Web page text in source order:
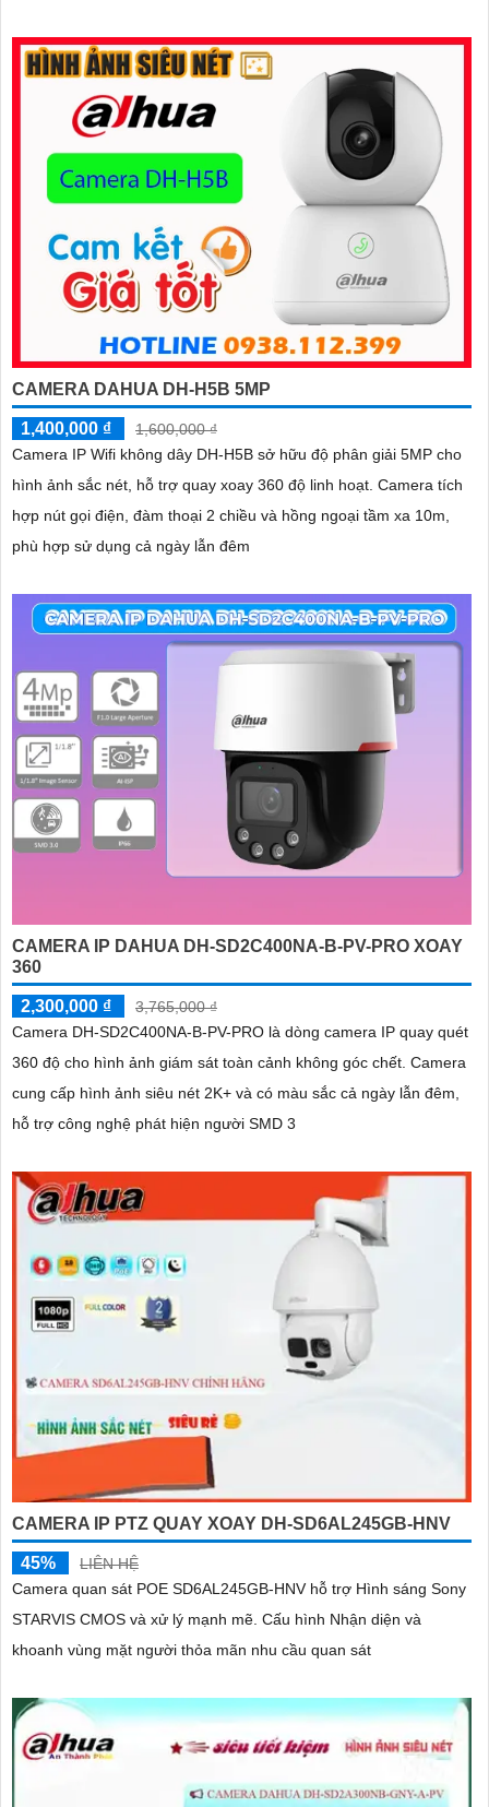
CAMERA DAHUA DH-H5B 5MP
1,400,000 ₫
1,600,000 ₫
Camera IP Wifi không dây DH-H5B sở hữu độ phân giải 5MP cho
hình ảnh sắc nét, hỗ trợ quay xoay 360 độ linh hoạt. Camera tích
hợp nút gọi điện, đàm thoại 2 chiều và hồng ngoại tầm xa 10m,
phù hợp sử dụng cả ngày lẫn đêm
CAMERA IP DAHUA DH-SD2C400NA-B-PV-PRO XOAY
360
2,300,000 ₫
3,765,000 ₫
Camera DH-SD2C400NA-B-PV-PRO là dòng camera IP quay quét
360 độ cho hình ảnh giám sát toàn cảnh không góc chết. Camera
cung cấp hình ảnh siêu nét 2K+ và có màu sắc cả ngày lẫn đêm,
hỗ trợ công nghệ phát hiện người SMD 3
CAMERA IP PTZ QUAY XOAY DH-SD6AL245GB-HNV
45%
LIÊN HỆ
Camera quan sát POE SD6AL245GB-HNV hỗ trợ Hình sáng Sony
STARVIS CMOS và xử lý mạnh mẽ. Cấu hình Nhận diện và
khoanh vùng mặt người thỏa mãn nhu cầu quan sát